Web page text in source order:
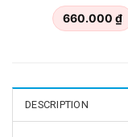
660.000 ₫
DESCRIPTION